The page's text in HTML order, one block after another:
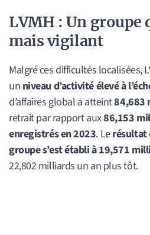
LVMH : Un groupe
mais vigilant
Malgré ces difficultés localisées,
un niveau d’activité élevé à
d’affaires global a atteint84,683
retrait par rapport aux86,153
enregistrés en 2023. Lerésultat
groupe s’est établi à 19,571
22,802 milliards un an plus tôt.